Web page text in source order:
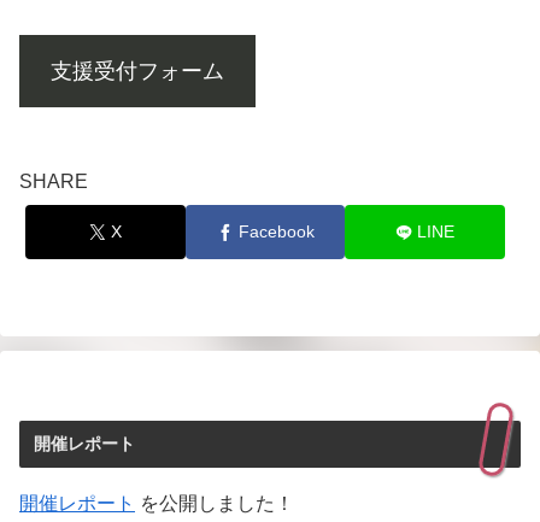
支援受付フォーム
SHARE
X Facebook LINE
開催レポート
開催レポート を公開しました！